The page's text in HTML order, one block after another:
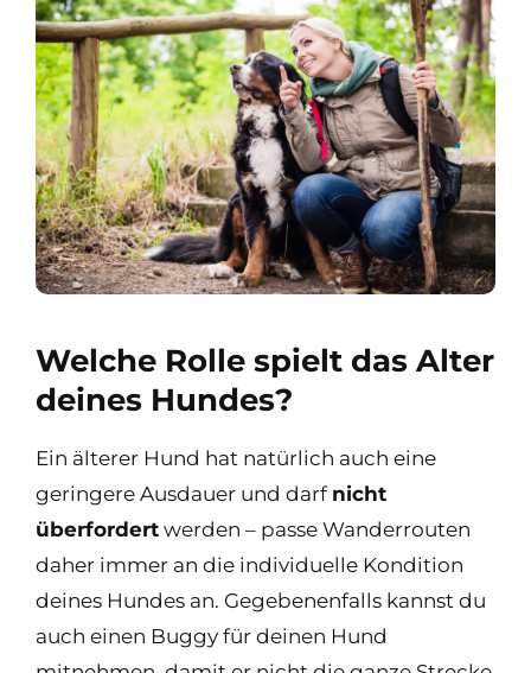
Welche Rolle spielt das Alter
deines Hundes?
Ein älterer Hund hat natürlich auch eine
geringere Ausdauer und darf nicht
überfordert werden – passe Wanderrouten
daher immer an die individuelle Kondition
deines Hundes an. Gegebenenfalls kannst du
auch einen Buggy für deinen Hund